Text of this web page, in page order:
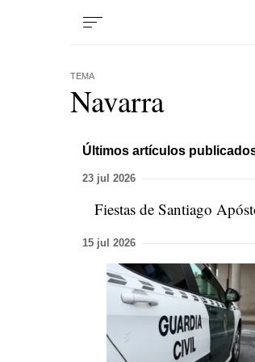
TEMA
Navarra
Últimos artículos
23 jul 2026
Fiestas de Santiago
15 jul 2026